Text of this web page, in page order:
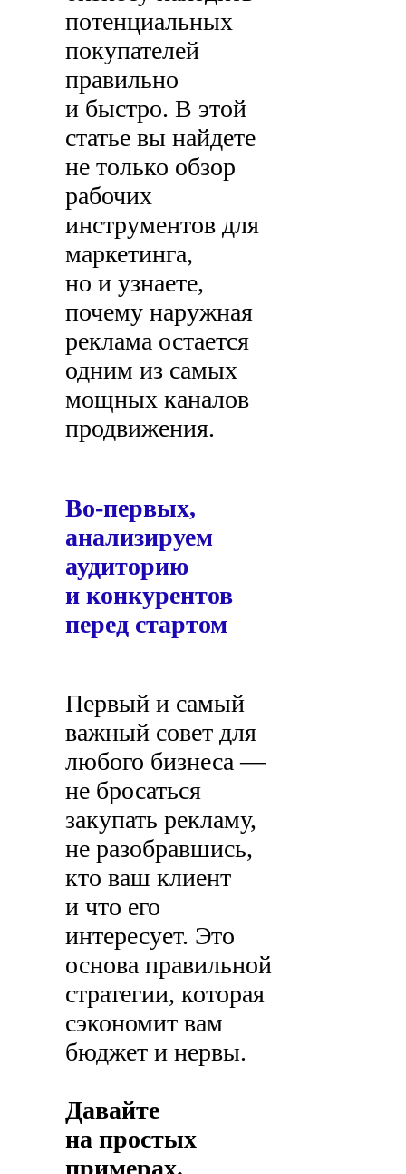
потенциальных
покупателей
правильно
и быстро. В этой
статье вы найдете
не только обзор
рабочих
инструментов для
маркетинга,
но и узнаете,
почему наружная
реклама остается
одним из самых
мощных каналов
продвижения.
Во-первых,
анализируем
аудиторию
и конкурентов
перед стартом
Первый и самый
важный совет для
любого бизнеса —
не бросаться
закупать рекламу,
не разобравшись,
кто ваш клиент
и что его
интересует. Это
основа правильной
стратегии, которая
сэкономит вам
бюджет и нервы.
Давайте
на простых
примерах.